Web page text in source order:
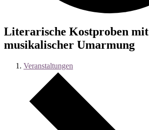
Literarische Kostproben mit
musikalischer Umarmung
Veranstaltungen